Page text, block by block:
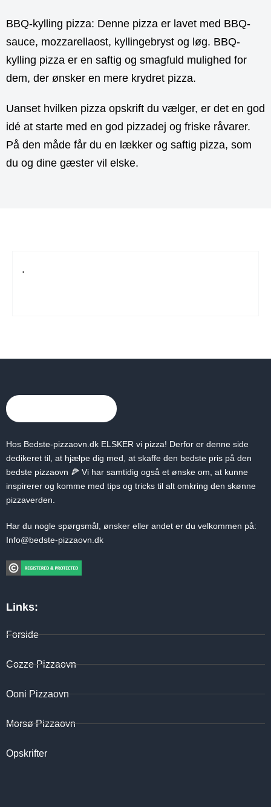
BBQ-kylling pizza: Denne pizza er lavet med BBQ-
sauce, mozzarellaost, kyllingebryst og løg. BBQ-
kylling pizza er en saftig og smagfuld mulighed for
dem, der ønsker en mere krydret pizza.
Uanset hvilken pizza opskrift du vælger, er det en god
idé at starte med en god pizzadej og friske råvarer.
På den måde får du en lækker og saftig pizza, som
du og dine gæster vil elske.
.
Hos Bedste-pizzaovn.dk ELSKER vi pizza! Derfor er denne side
dedikeret til, at hjælpe dig med, at skaffe den bedste pris på den
bedste pizzaovn 🍕 Vi har samtidig også et ønske om, at kunne
inspirerer og komme med tips og tricks til alt omkring den skønne
pizzaverden.
Har du nogle spørgsmål, ønsker eller andet er du velkommen på:
Info@bedste-pizzaovn.dk
Links:
Forside
Cozze Pizzaovn
Ooni Pizzaovn
Morsø Pizzaovn
Opskrifter